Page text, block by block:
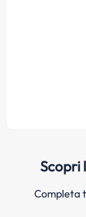
Scopri
Completa